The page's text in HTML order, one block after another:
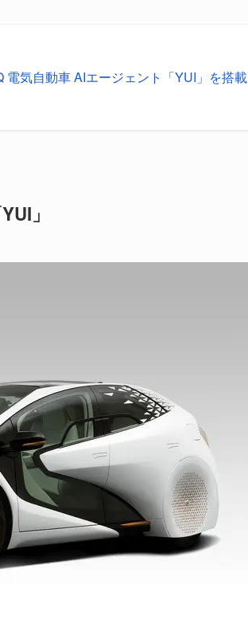
電気自動車 AIエージェント「YUI」を搭載
」